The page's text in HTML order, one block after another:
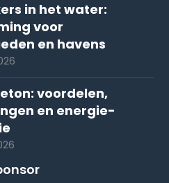
in het water:
voor
en havens
voordelen,
en energie-